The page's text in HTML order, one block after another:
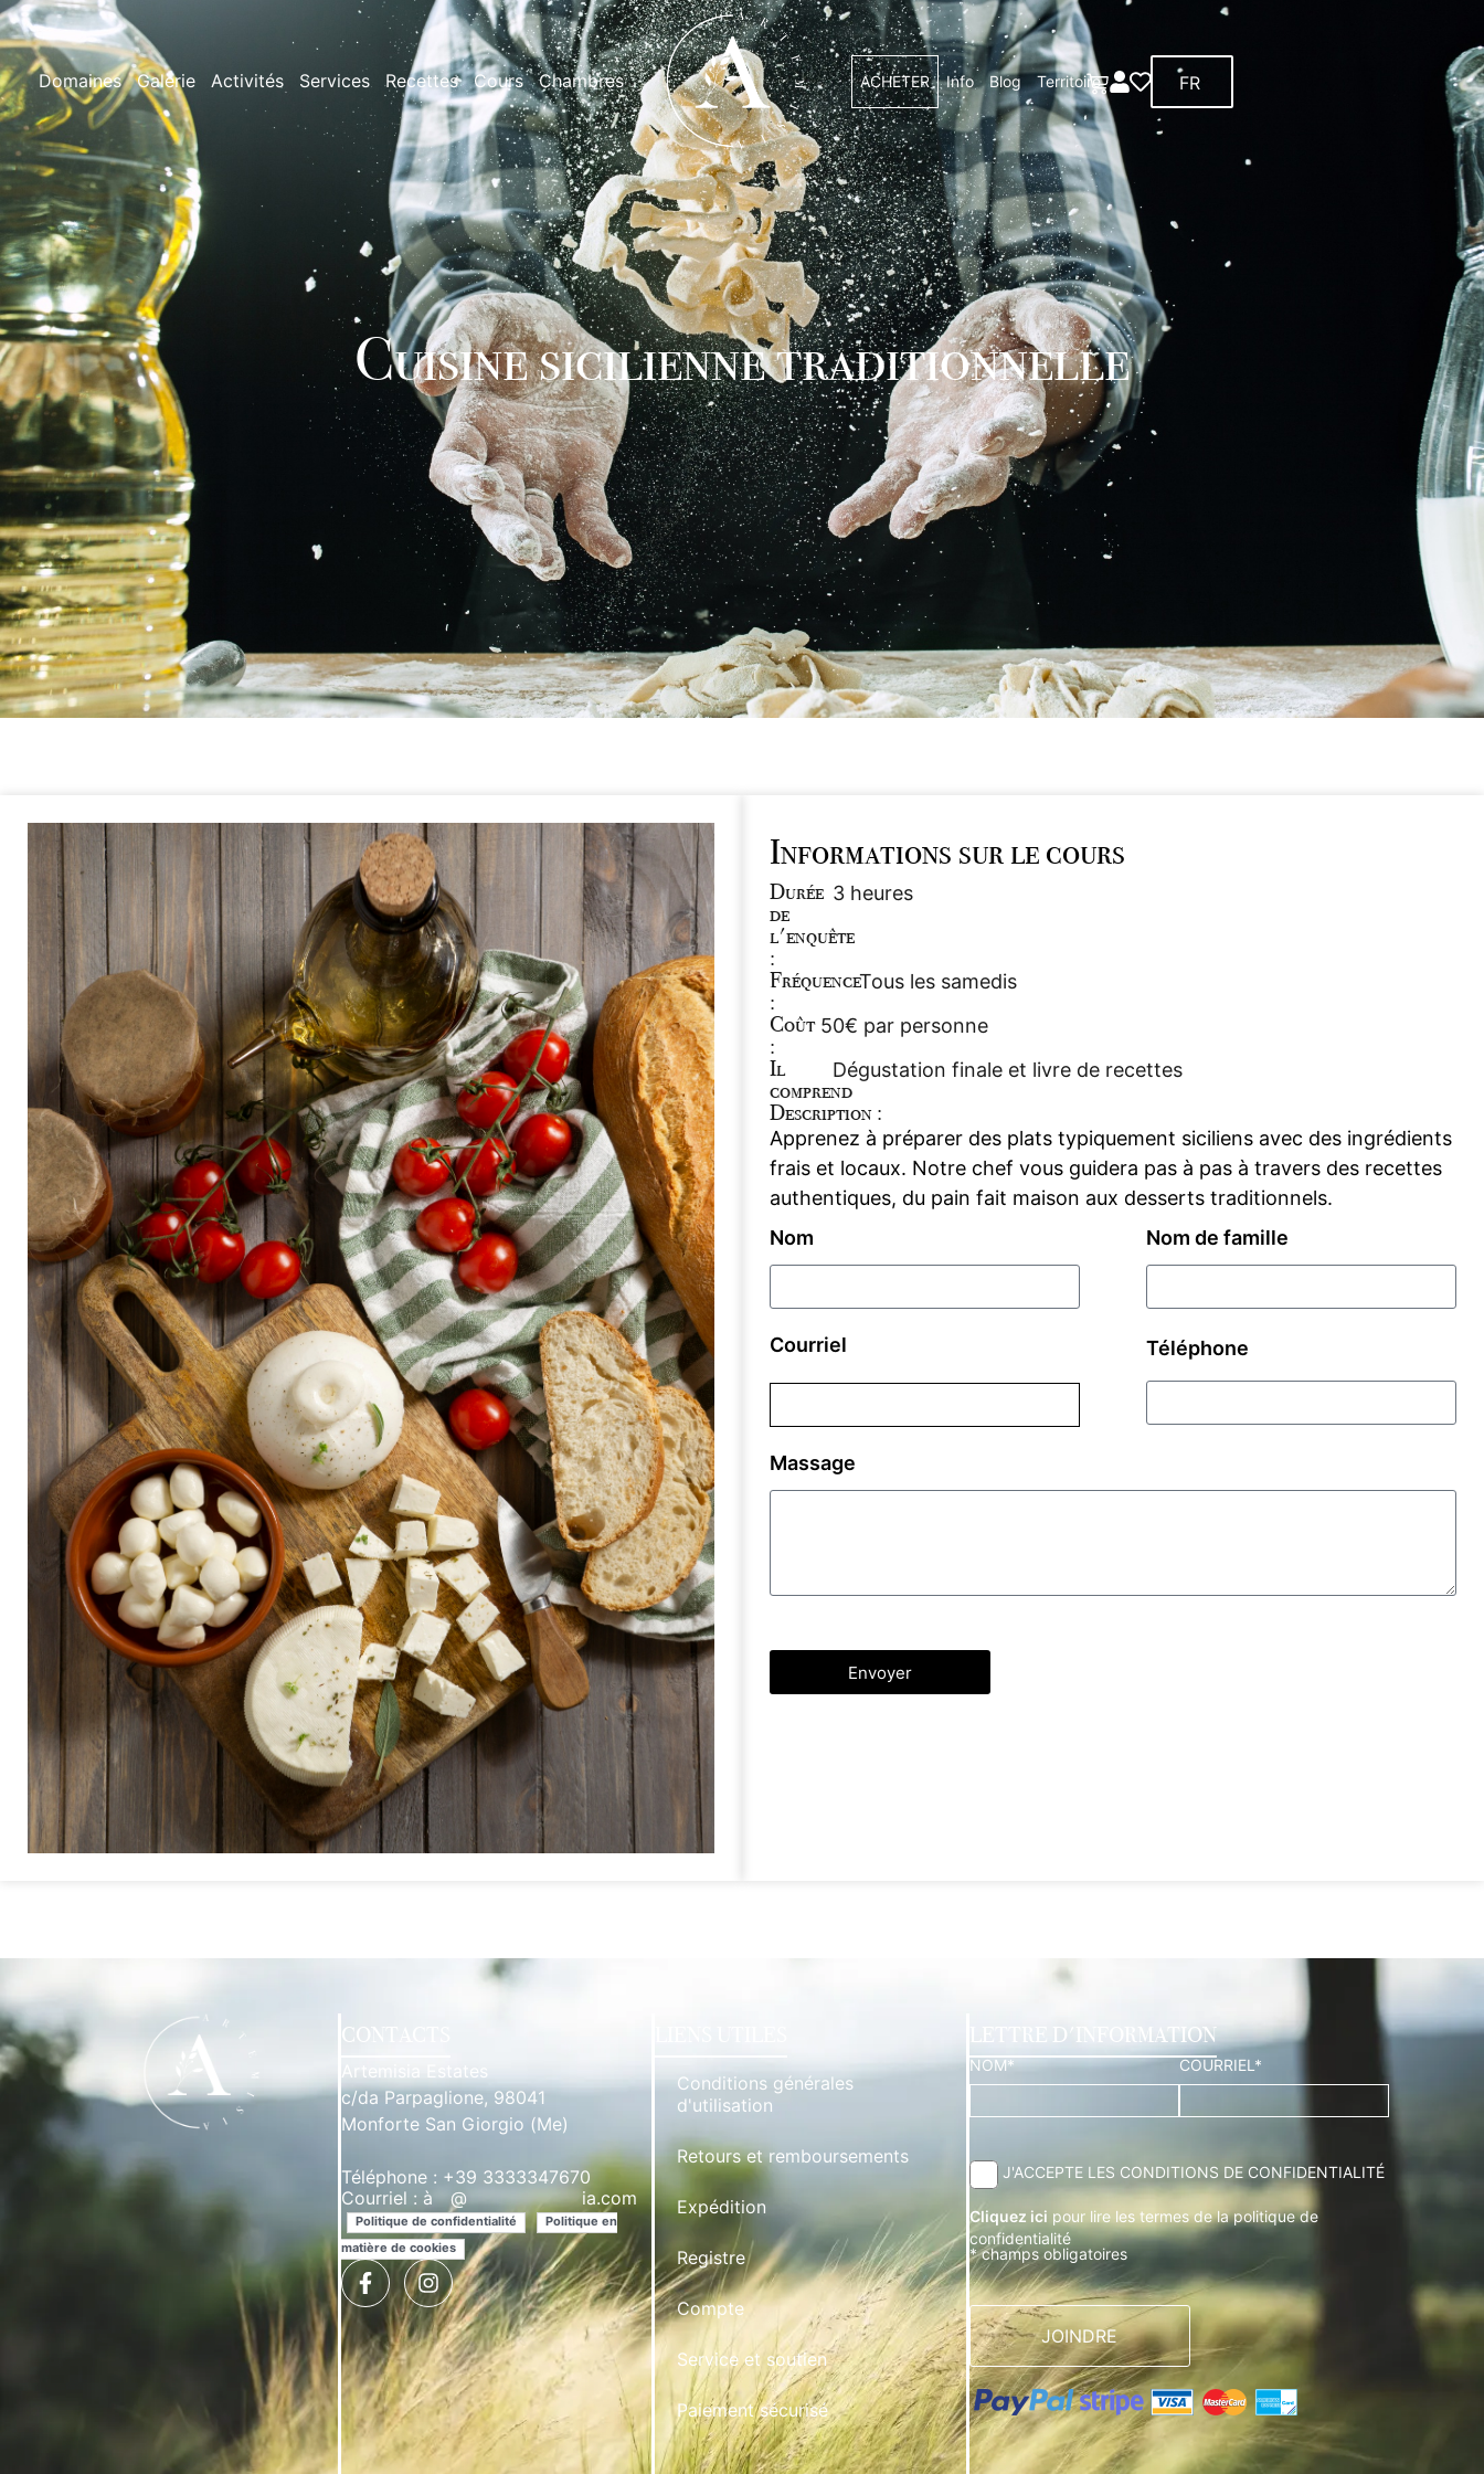
Domaines Galerie Activités Services Recettes Cours Chambres ACHETER Info Blog Territoire FR
Cuisine sicilienne traditionnelle
Informations sur le cours
Durée
de
l'enquête
:
3 heures
Fréquence
:
Tous les samedis
Coût
:
50€ par personne
Il
comprend
Dégustation finale et livre de recettes
Description :
Apprenez à préparer des plats typiquement siciliens avec des ingrédients
frais et locaux. Notre chef vous guidera pas à pas à travers des recettes
authentiques, du pain fait maison aux desserts traditionnels.
Nom
Nom de famille
Courriel Téléphone
Massage
Envoyer
CONTACTS
Artemisia Estates
c/da Parpaglione, 98041
Monforte San Giorgio (Me)
Téléphone : +39 3333347670
Courriel : à @ *************ia.com
Politique de confidentialité
Politique en
matière de cookies
Conditions générales
d'utilisation
Retours et remboursements
Expédition
Registre
Compte
Service et soutien
Paiement sécurisé
LETTRE D'INFORMATION
NOM* COURRIEL*
J'ACCEPTE LES CONDITIONS DE CONFIDENTIALITÉ
Cliquez ici pour lire les termes de la politique de
confidentialité
* champs obligatoires